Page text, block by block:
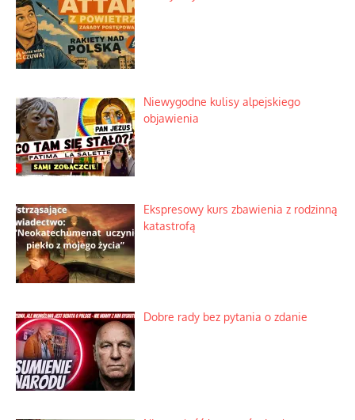
Niewygodne kulisy alpejskiego
objawienia
Ekspresowy kurs zbawienia z rodzinną
katastrofą
Dobre rady bez pytania o zdanie